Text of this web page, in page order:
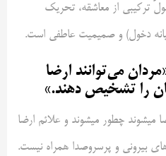
ترکیبی از معاشقه، تحریک
دخول) و صمیمیت عاطفی است.
نادرست شماره ۳: «مردان می‌توانند ارضا
را تشخیص دهند.»
میشوند چطور میشوند و علائم ارضا
بیرونی و پرسروصدا همراه نیست.